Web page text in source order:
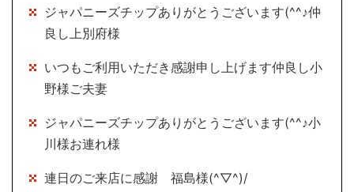
ジャパニーズチップありがとうございます(^^♪仲
良し上別府様
いつもご利用いただき感謝申し上げます仲良し小
野様ご夫妻
ジャパニーズチップありがとうございます(^^♪小
川様お連れ様
連日のご来店に感謝 福島様(^▽^)/